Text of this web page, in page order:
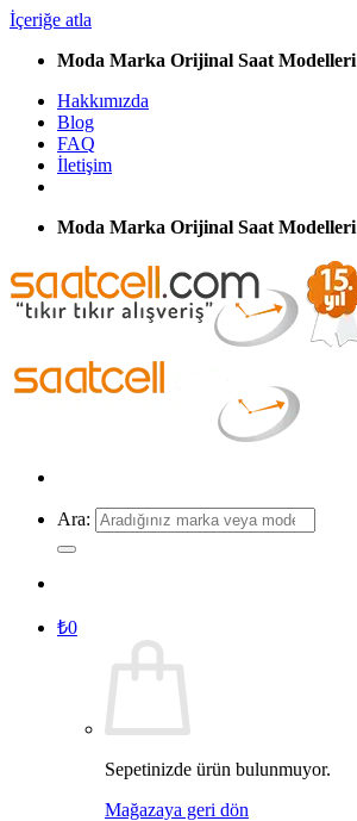
İçeriğe atla
Moda Marka Orijinal Saat Modelleri
Hakkımızda
Blog
FAQ
İletişim
Moda Marka Orijinal Saat Modelleri
Ara:
₺0
Sepetinizde ürün bulunmuyor.
Mağazaya geri dön